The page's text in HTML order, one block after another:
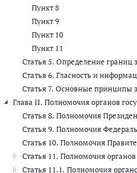
Пункт 8
Пункт 9
Пункт 10
Пункт 11
Статья 5. Определение границ
Статья 6. Гласность и
Статья 7. Основные принципы
Глава II. Полномочия органов
Статья 8. Полномочия
Статья 9. Полномочия
Статья 10. Полномочия
Статья 11. Полномочия
Статья 11.1. Полномочия